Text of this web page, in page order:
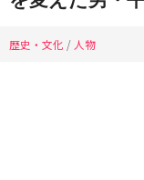
歴史・文化 / 人物